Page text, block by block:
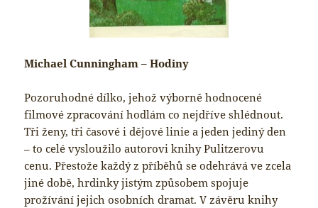
Michael Cunningham – Hodiny
Pozoruhodné dílko, jehož výborně hodnocené
filmové zpracování hodlám co nejdříve shlédnout.
Tři ženy, tři časové i dějové linie a jeden jediný den
– to celé vysloužilo autorovi knihy Pulitzerovu
cenu. Přestože každý z příběhů se odehrává ve zcela
jiné době, hrdinky jistým způsobem spojuje
prožívání jejich osobních dramat. V závěru knihy